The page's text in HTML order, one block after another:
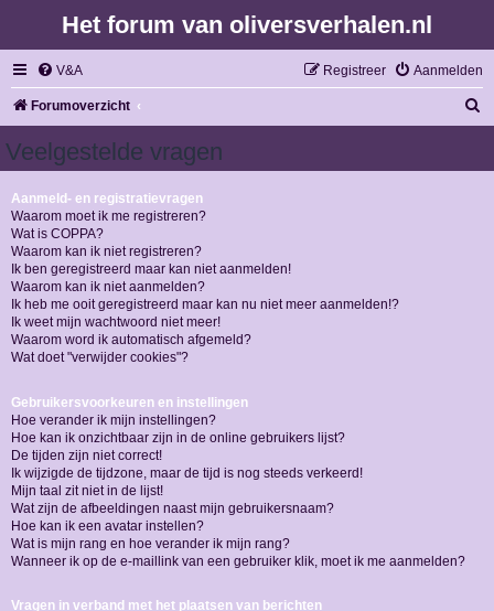
Het forum van oliversverhalen.nl
V&A Aanmelden
Registreer
Forumoverzicht
Veelgestelde vragen
Aanmeld- en registratievragen
Waarom moet ik me registreren?
Wat is COPPA?
Waarom kan ik niet registreren?
Ik ben geregistreerd maar kan niet aanmelden!
Waarom kan ik niet aanmelden?
Ik heb me ooit geregistreerd maar kan nu niet meer aanmelden!?
Ik weet mijn wachtwoord niet meer!
Waarom word ik automatisch afgemeld?
Wat doet "verwijder cookies"?
Gebruikersvoorkeuren en instellingen
Hoe verander ik mijn instellingen?
Hoe kan ik onzichtbaar zijn in de online gebruikers lijst?
De tijden zijn niet correct!
Ik wijzigde de tijdzone, maar de tijd is nog steeds verkeerd!
Mijn taal zit niet in de lijst!
Wat zijn de afbeeldingen naast mijn gebruikersnaam?
Hoe kan ik een avatar instellen?
Wat is mijn rang en hoe verander ik mijn rang?
Wanneer ik op de e-maillink van een gebruiker klik, moet ik me aanmelden?
Vragen in verband met het plaatsen van berichten